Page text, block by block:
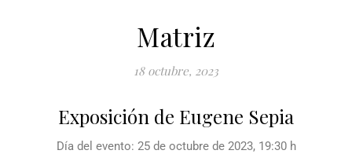
Matriz
18 octubre, 2023
Exposición de Eugene Sepia
Día del evento: 25 de octubre de 2023, 19:30 h